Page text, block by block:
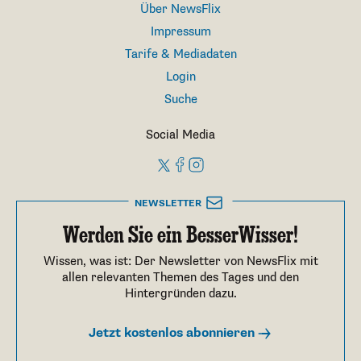
Über NewsFlix
Impressum
Tarife & Mediadaten
Login
Suche
Social Media
NEWSLETTER
Werden Sie ein BesserWisser!
Wissen, was ist: Der Newsletter von NewsFlix mit
allen relevanten Themen des Tages und den
Hintergründen dazu.
Jetzt kostenlos abonnieren